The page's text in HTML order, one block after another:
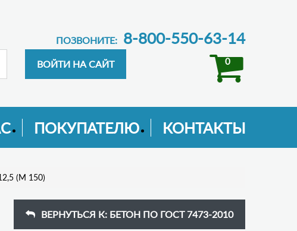
ПОЗВОНИТЕ: 8-800-550-63-14
0
ПОКУПАТЕЛЮ КОНТАКТЫ
(М 150)
ВЕРНУТЬСЯ К: БЕТОН ПО ГОСТ 7473-2010